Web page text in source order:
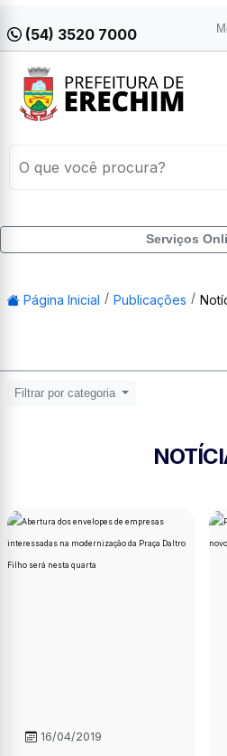
(54) 3520 7000
Serviços
Página Inicial Publicações
Filtrar por categoria
16/04/2019